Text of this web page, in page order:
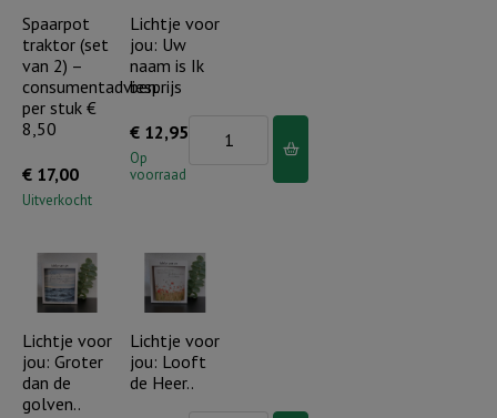
Uw
en
bewaren..
Spaarpot
traktor (set
van 2) –
consumentadviesprijs
per stuk €
8,50
€ 17,00
Uitverkocht
Lichtje voor
jou: Uw
naam is Ik
ben..
€ 12,95
Op
voorraad
Lichtje
naam
is
Ik
ben..
aantal
Lichtje voor
jou: Groter
dan de
golven..
Lichtje voor
jou: Looft
de Heer..